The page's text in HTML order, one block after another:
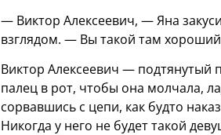
— Виктор Алексеевич, — Яна
взглядом. — Вы такой там
Виктор Алексеевич — подтянутый
палец в рот, чтобы она молчала,
сорвавшись с цепи, как будто
Никогда у него не будет такой